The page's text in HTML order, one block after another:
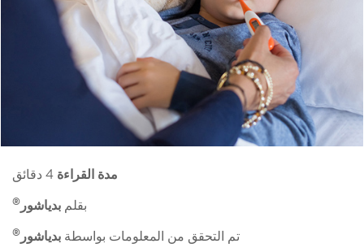
مدة القراءة
بقلم بدياشور ®
تم التحقق من المعلومات بواسطة بدياشور ®